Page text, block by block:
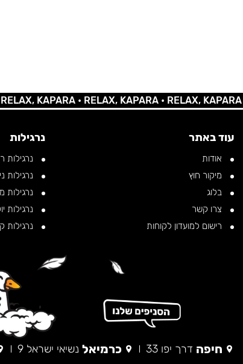
KAPARA •RELAX, KAPARA •RELAX, KAPARA •
עוד באתר
אודות
מיקור חוץ
בלוג
צרו קשר
רישום למועדון לקוחות
נרגילות
נרגילות
נרגילות
נרגילות
נרגילות
נרגילות
חיפה דרך יפו 33 כרמיאל נשיאי ישראל 9